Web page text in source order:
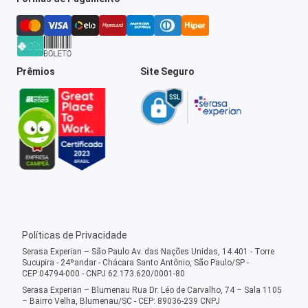
Prêmios Site Seguro
Políticas de Privacidade
Serasa Experian – São Paulo Av. das Nações Unidas, 14.401 - Torre
Sucupira - 24ºandar - Chácara Santo Antônio, São Paulo/SP -
CEP:04794-000 - CNPJ 62.173.620/0001-80
Serasa Experian – Blumenau Rua Dr. Léo de Carvalho, 74 – Sala 1105
– Bairro Velha, Blumenau/SC - CEP: 89036-239 CNPJ